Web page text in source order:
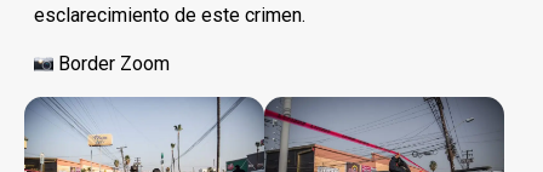
esclarecimiento de este crimen.
Border Zoom